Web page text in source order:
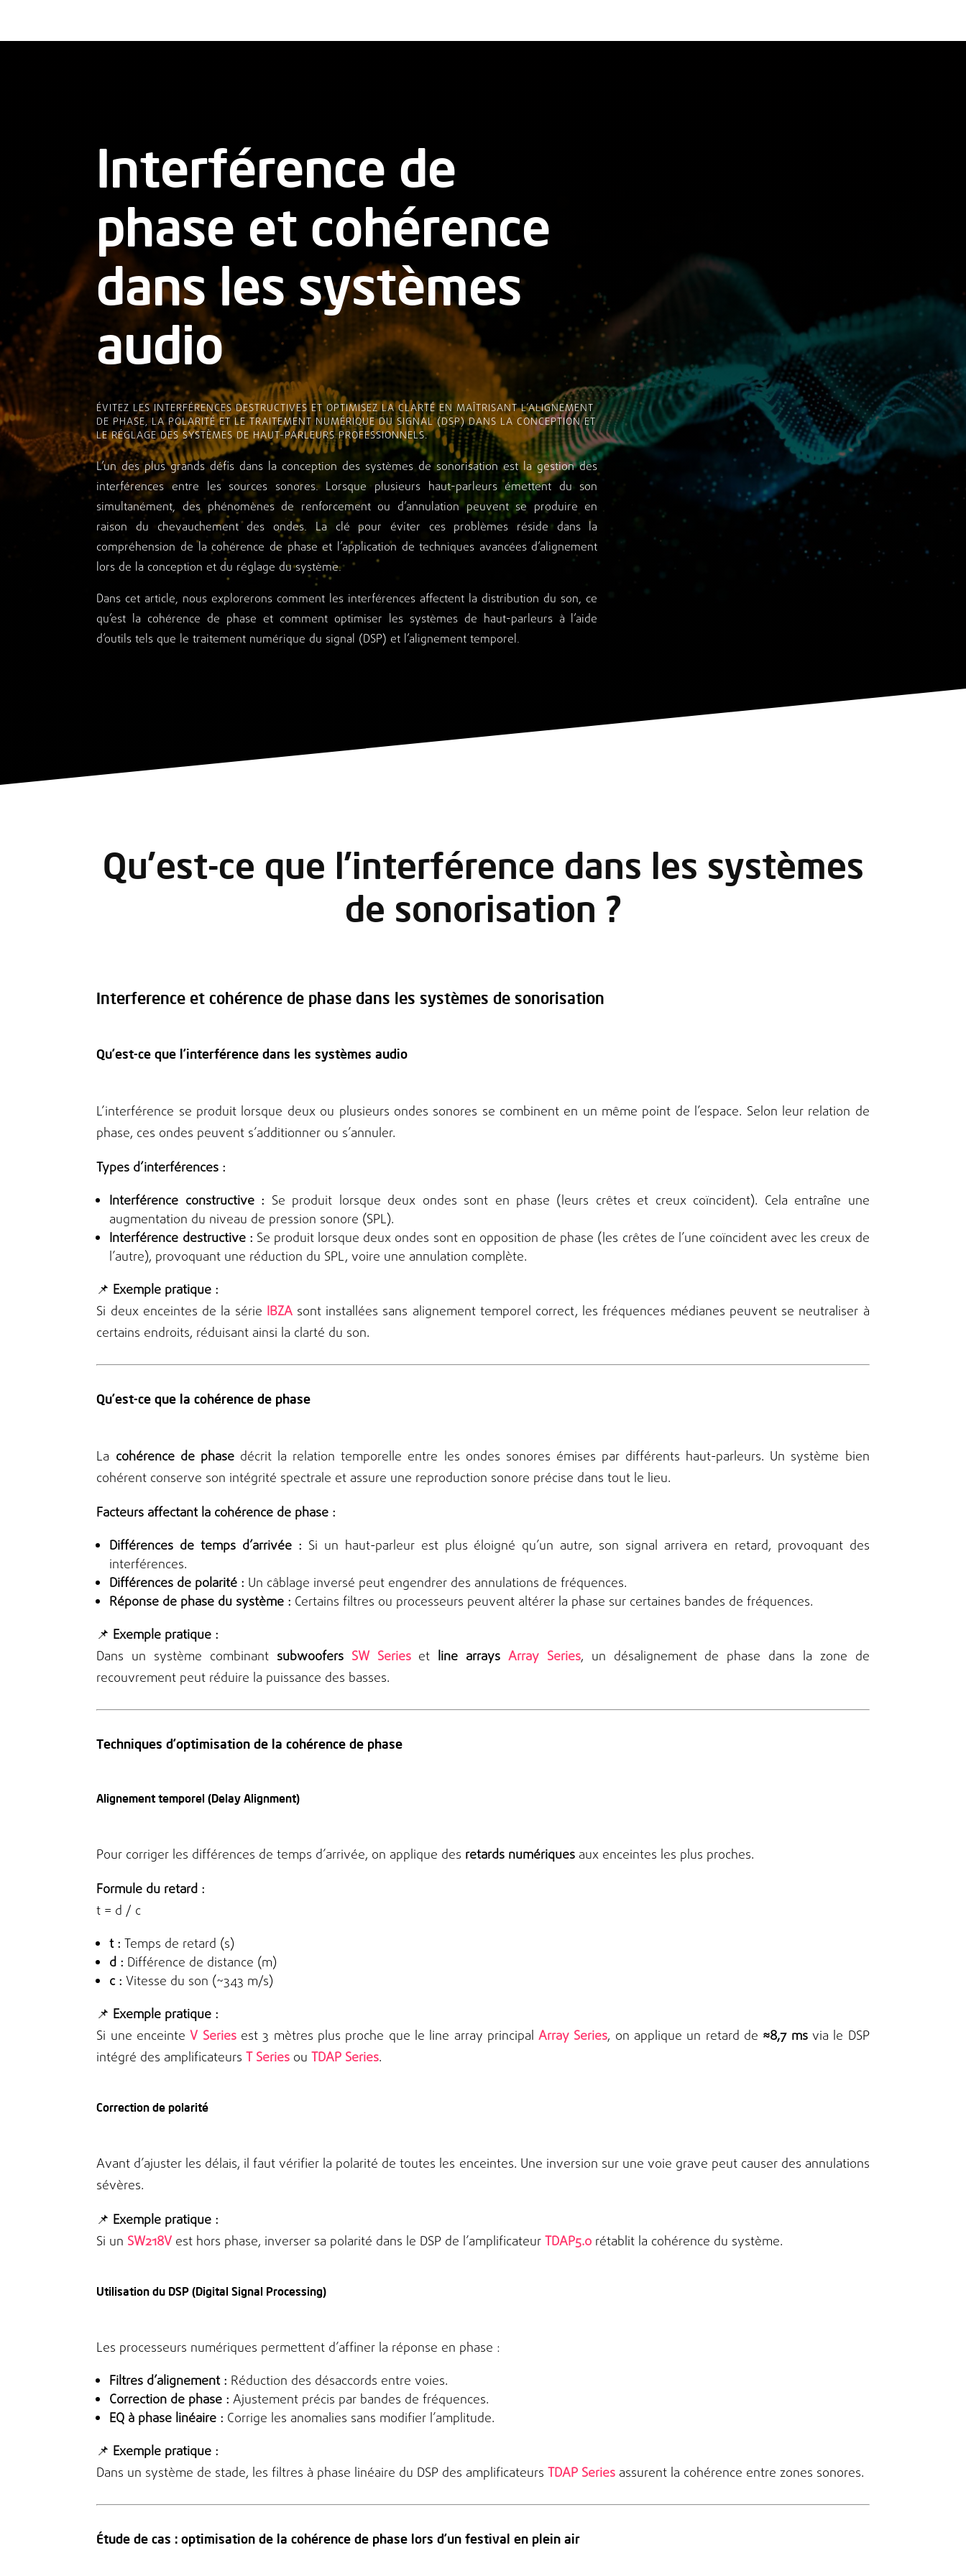
Interférence de
phase et cohérence
dans les systèmes
audio
ÉVITEZ LES INTERFÉRENCES DESTRUCTIVES ET OPTIMISEZ LA CLARTÉ EN MAÎTRISANT L’ALIGNEMENT
DE PHASE, LA POLARITÉ ET LE TRAITEMENT NUMÉRIQUE DU SIGNAL (DSP) DANS LA CONCEPTION ET
LE RÉGLAGE DES SYSTÈMES DE HAUT-PARLEURS PROFESSIONNELS.
L’un des plus grands défis dans la conception des systèmes de sonorisation est la gestion des
interférences entre les sources sonores. Lorsque plusieurs haut-parleurs émettent du son
simultanément, des phénomènes de renforcement ou d’annulation peuvent se produire en
raison du chevauchement des ondes. La clé pour éviter ces problèmes réside dans la
compréhension de la cohérence de phase et l’application de techniques avancées d’alignement
lors de la conception et du réglage du système.
Dans cet article, nous explorerons comment les interférences affectent la distribution du son, ce
qu’est la cohérence de phase et comment optimiser les systèmes de haut-parleurs à l’aide
d’outils tels que le traitement numérique du signal (DSP) et l’alignement temporel.
Qu’est-ce que l’interférence dans les systèmes
de sonorisation ?
Interference et cohérence de phase dans les systèmes de sonorisation
Qu’est-ce que l’interférence dans les systèmes audio
L’interférence se produit lorsque deux ou plusieurs ondes sonores se combinent en un même point de l’espace. Selon leur relation de
phase, ces ondes peuvent s’additionner ou s’annuler.
Types d’interférences :
Interférence constructive : Se produit lorsque deux ondes sont en phase (leurs crêtes et creux coïncident). Cela entraîne une
augmentation du niveau de pression sonore (SPL).
Interférence destructive : Se produit lorsque deux ondes sont en opposition de phase (les crêtes de l’une coïncident avec les creux de
l’autre), provoquant une réduction du SPL, voire une annulation complète.
📌 Exemple pratique :
Si deux enceintes de la série IBZAsont installées sans alignement temporel correct, les fréquences médianes peuvent se neutraliser à
certains endroits, réduisant ainsi la clarté du son.
Qu’est-ce que la cohérence de phase
La cohérence de phasedécrit la relation temporelle entre les ondes sonores émises par différents haut-parleurs. Un système bien
cohérent conserve son intégrité spectrale et assure une reproduction sonore précise dans tout le lieu.
Facteurs affectant la cohérence de phase :
Différences de temps d’arrivée : Si un haut-parleur est plus éloigné qu’un autre, son signal arrivera en retard, provoquant des
interférences.
Différences de polarité : Un câblage inversé peut engendrer des annulations de fréquences.
Réponse de phase du système : Certains filtres ou processeurs peuvent altérer la phase sur certaines bandes de fréquences.
📌 Exemple pratique :
Dans un système combinant subwoofers SW Serieset line arrays Array Series, un désalignement de phase dans la zone de
recouvrement peut réduire la puissance des basses.
Techniques d’optimisation de la cohérence de phase
Alignement temporel (Delay Alignment)
Pour corriger les différences de temps d’arrivée, on applique des retards numériques aux enceintes les plus proches.
Formule du retard :
t = d / c
t : Temps de retard (s)
d : Différence de distance (m)
c : Vitesse du son (~343 m/s)
📌 Exemple pratique :
Si une enceinteV Seriesest 3 mètres plus proche que le line array principalArray Series, on applique un retard de ≈8,7 msvia le DSP
intégré des amplificateursT Series ouTDAP Series.
Correction de polarité
Avant d’ajuster les délais, il faut vérifier la polarité de toutes les enceintes. Une inversion sur une voie grave peut causer des annulations
sévères.
📌 Exemple pratique :
Si un SW218V est hors phase, inverser sa polarité dans le DSP de l’amplificateurTDAP5.0 rétablit la cohérence du système.
Utilisation du DSP (Digital Signal Processing)
Les processeurs numériques permettent d’affiner la réponse en phase :
Filtres d’alignement : Réduction des désaccords entre voies.
Correction de phase : Ajustement précis par bandes de fréquences.
EQ à phase linéaire : Corrige les anomalies sans modifier l’amplitude.
📌 Exemple pratique :
Dans un système de stade, les filtres à phase linéaire du DSP des amplificateursTDAP Series assurent la cohérence entre zones sonores.
Étude de cas : optimisation de la cohérence de phase lors d’un festival en plein air